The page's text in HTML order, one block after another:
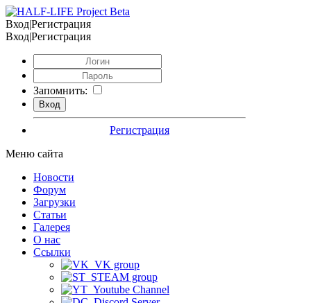
Вход|Регистрация
Вход|Регистрация
Запомнить:
Регистрация
Меню сайта
Новости
Форум
Загрузки
Статьи
Галерея
О нас
Ссылки
VK group
STEAM group
Youtube Channel